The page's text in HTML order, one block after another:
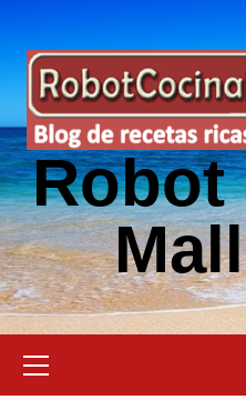
contenido
Robot
primario